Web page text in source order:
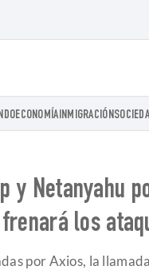
ECONOMÍAINMIGRACIÓN
y Netanyahu
los
por Axios, la